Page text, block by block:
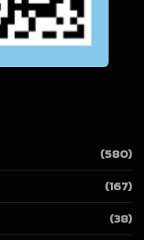
(580)
(167)
(38)